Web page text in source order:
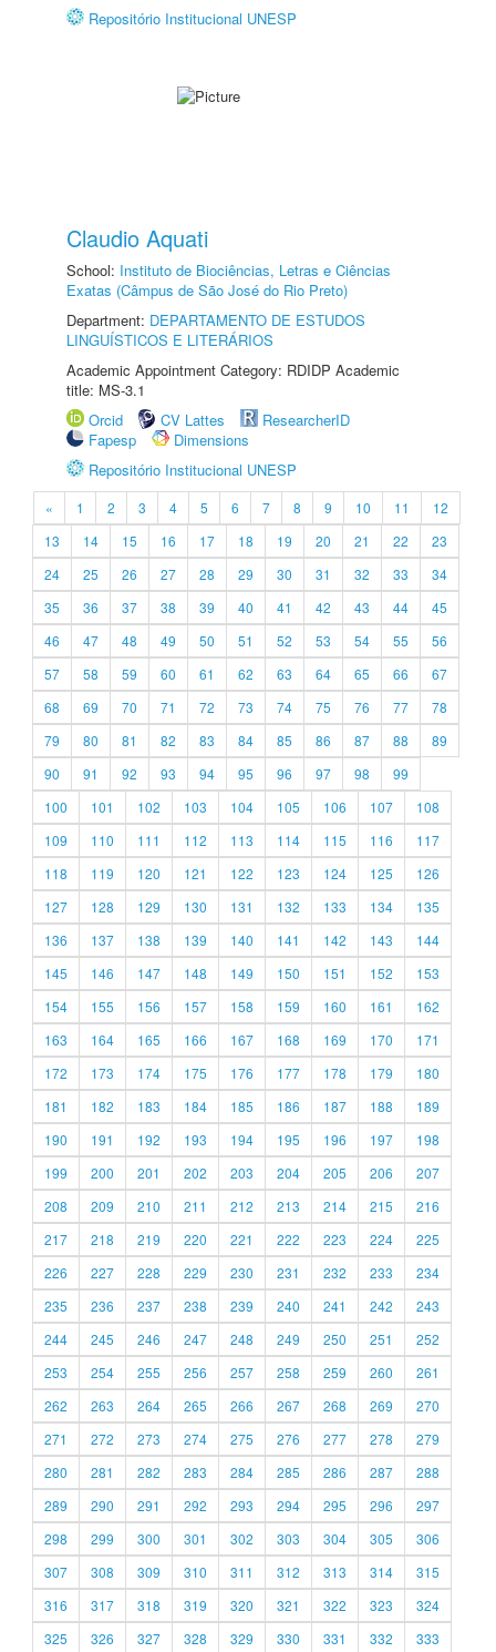
Repositório Institucional UNESP
Claudio Aquati
School: Instituto de Biociências, Letras e Ciências
Exatas (Câmpus de São José do Rio Preto)
Department: DEPARTAMENTO DE ESTUDOS
LINGUÍSTICOS E LITERÁRIOS
Academic Appointment Category: RDIDP Academic
title: MS-3.1
Orcid
CV Lattes
ResearcherID
Fapesp
Dimensions
Repositório Institucional UNESP
« 1 2 3 4 5 6 7 8 9 10 11
12
13
14 15 16 17 18 19 20 21 22
23
24
25 26 27 28 29 30 31 32 33
34
35
36 37 38 39 40 41 42 43 44
45
46
47 48 49 50 51 52 53 54 55
56
57
58 59 60 61 62 63 64 65 66
67
68
69 70 71 72 73 74 75 76 77
78
79
80 81 82 83 84 85 86 87 88
89
90
91 92 93 94 95 96 97 98
99
100
101 102 103 104 105 106 107
108
109
110 111 112 113 114 115 116
117
118
119 120 121 122 123 124 125
126
127
128 129 130 131 132 133 134
135
136
137 138 139 140 141 142 143
144
145
146 147 148 149 150 151 152
153
154
155 156 157 158 159 160 161
162
163
164 165 166 167 168 169 170
171
172
173 174 175 176 177 178 179
180
181
182 183 184 185 186 187 188
189
190
191 192 193 194 195 196 197
198
199
200 201 202 203 204 205 206
207
208
209 210 211 212 213 214 215
216
217
218 219 220 221 222 223 224
225
226
227 228 229 230 231 232 233
234
235
236 237 238 239 240 241 242
243
244
245 246 247 248 249 250 251
252
253
254 255 256 257 258 259 260
261
262
263 264 265 266 267 268 269
270
271
272 273 274 275 276 277 278
279
280
281 282 283 284 285 286 287
288
289
290 291 292 293 294 295 296
297
298
299 300 301 302 303 304 305
306
307
308 309 310 311 312 313 314
315
316
317 318 319 320 321 322 323
324
325
326 327 328 329 330 331 332 333